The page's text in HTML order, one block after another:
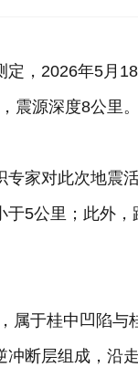
，2026年5月
震源深度8公里。
家对此次地震
5公里；此外
属于桂中凹陷
断层组成，沿